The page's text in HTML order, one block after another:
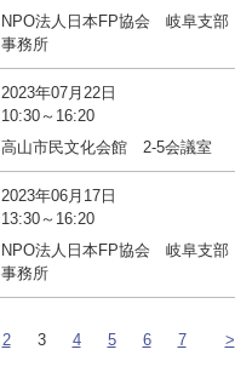
NPO法人日本FP協会 岐阜支部
事務所
2023年07月22日
10:30～16:20
高山市民文化会館 2-5会議室
2023年06月17日
13:30～16:20
NPO法人日本FP協会 岐阜支部
事務所
2 3 4 5 6 7 >